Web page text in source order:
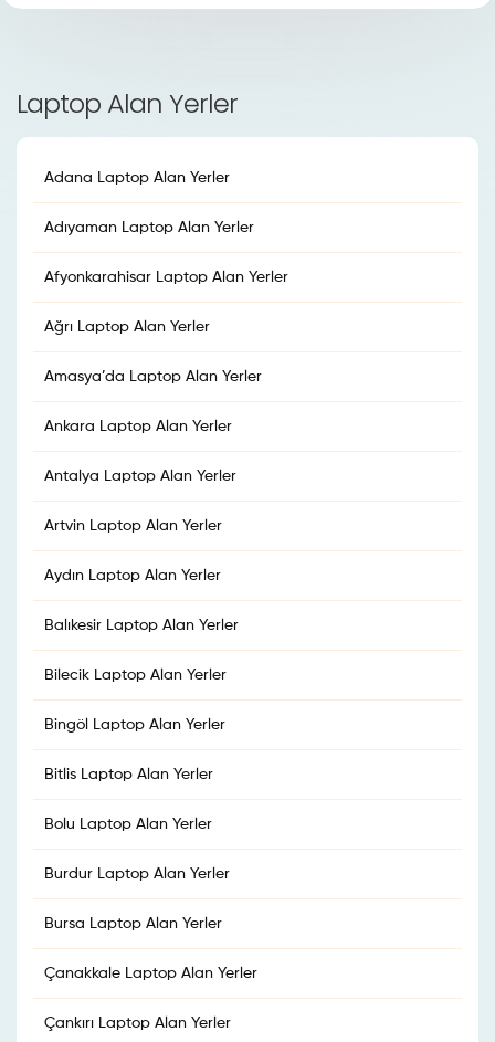
Laptop Alan Yerler
Adana Laptop Alan Yerler
Adıyaman Laptop Alan Yerler
Afyonkarahisar Laptop Alan Yerler
Ağrı Laptop Alan Yerler
Amasya’da Laptop Alan Yerler
Ankara Laptop Alan Yerler
Antalya Laptop Alan Yerler
Artvin Laptop Alan Yerler
Aydın Laptop Alan Yerler
Balıkesir Laptop Alan Yerler
Bilecik Laptop Alan Yerler
Bingöl Laptop Alan Yerler
Bitlis Laptop Alan Yerler
Bolu Laptop Alan Yerler
Burdur Laptop Alan Yerler
Bursa Laptop Alan Yerler
Çanakkale Laptop Alan Yerler
Çankırı Laptop Alan Yerler